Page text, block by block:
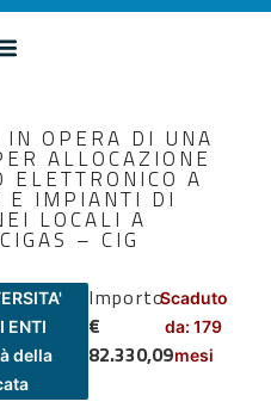
OPERA DI UNA
ALLOCAZIONE
ELETTRONICO A
E IMPIANTI DI
LOCALI A
– CIG
ENTI
della
Importo
€
82.330,09
Scaduto
da: 179
mesi